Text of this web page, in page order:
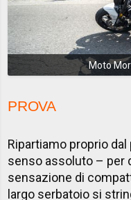
Moto
PROVA
Ripartiamo proprio
senso assoluto – per
sensazione di
largo serbatoio si